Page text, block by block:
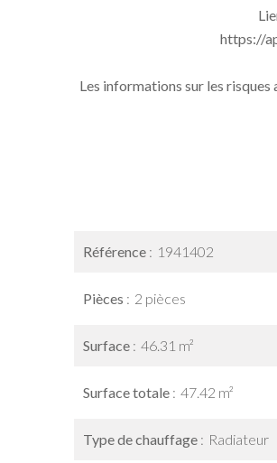
https://
Les informations sur les
Référence 1941402
Pièces 2 pièces
Surface 46.31 m²
Surface totale 47.42 m²
Type de chauffage Radiateur